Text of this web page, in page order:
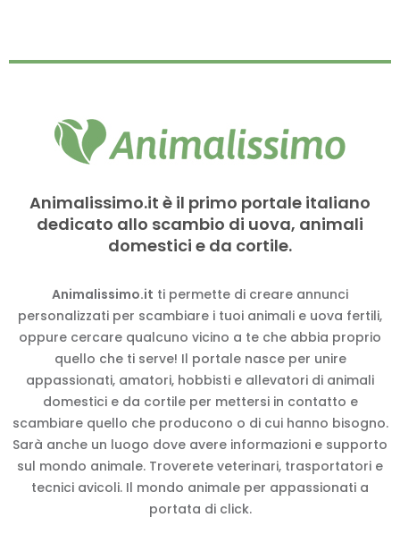
Animalissimo.it è il primo portale italiano
dedicato allo scambio di uova, animali
domestici e da cortile.
Animalissimo.it ti permette di creare annunci
personalizzati per scambiare i tuoi animali e uova fertili,
oppure cercare qualcuno vicino a te che abbia proprio
quello che ti serve! Il portale nasce per unire
appassionati, amatori, hobbisti e allevatori di animali
domestici e da cortile per mettersi in contatto e
scambiare quello che producono o di cui hanno bisogno.
Sarà anche un luogo dove avere informazioni e supporto
sul mondo animale. Troverete veterinari, trasportatori e
tecnici avicoli. Il mondo animale per appassionati a
portata di click.